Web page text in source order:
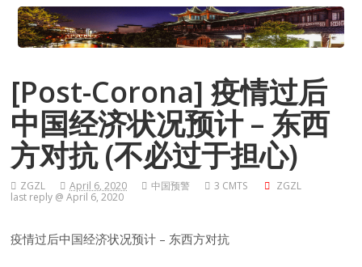
[Post-Corona] 疫情过后
中国经济状况预计 – 东西
方对抗 (不必过于担心)
ZGZL April 6, 2020 中国预警 3 CMTS
ZGZL
last reply @ April 6, 2020
疫情过后中国经济状况预计 – 东西方对抗